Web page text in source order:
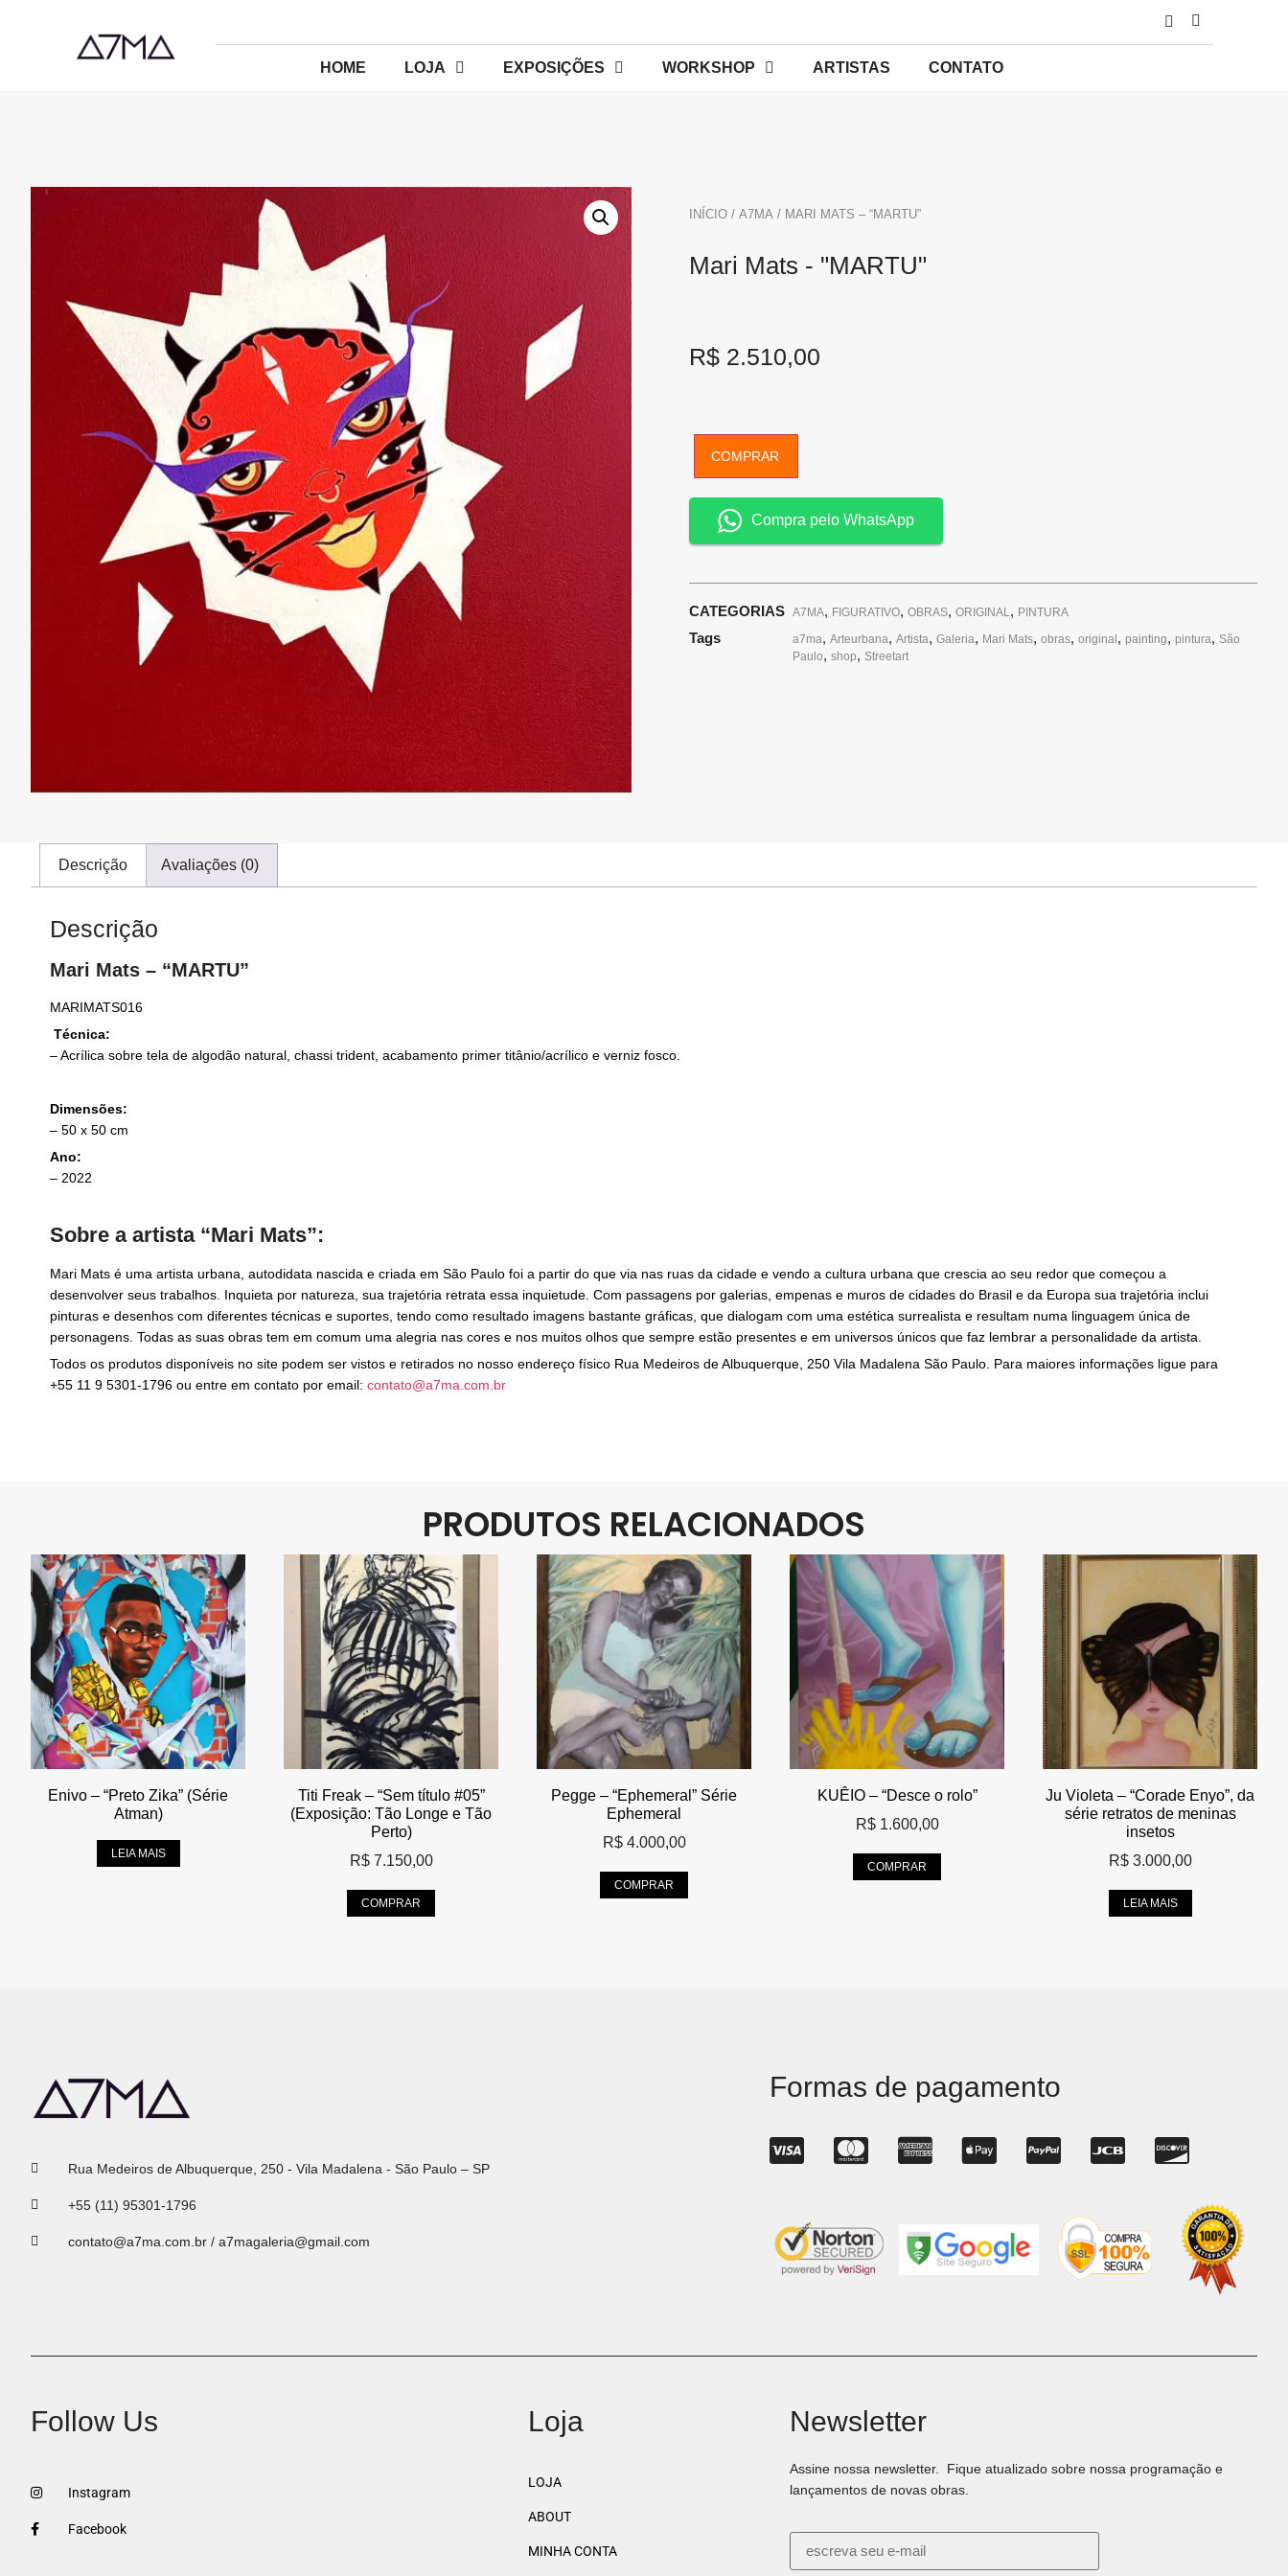
HOME LOJA EXPOSIÇÕES WORKSHOP ARTISTAS CONTATO
INÍCIO /A7MA / MARI MATS – “MARTU”
Mari Mats - "MARTU"
R$ 2.510,00
COMPRAR
Compra pelo WhatsApp
CATEGORIAS A7MA, FIGURATIVO,OBRAS,ORIGINAL , PINTURA
Tags a7ma,Arteurbana,Artista,Galeria, Mari Mats,obras,original,painting,pintura, São
Paulo,shop, Streetart
Descrição Avaliações (0)
Descrição
Mari Mats – “MARTU”
MARIMATS016
Técnica:
–Acrílica sobre tela de algodão natural, chassi trident, acabamento primer titânio/acrílico e verniz fosco.
Dimensões:
– 50 x 50 cm
Ano:
– 2022
Sobre a artista “Mari Mats”:
Mari Mats é uma artista urbana, autodidata nascida e criada em São Paulo foi a partir do que via nas ruas da cidade e vendo a cultura urbana que crescia ao seu redor que começou a
desenvolver seus trabalhos. Inquieta por natureza, sua trajetória retrata essa inquietude. Com passagens por galerias, empenas e muros de cidades do Brasil e da Europa sua trajetória inclui
pinturas e desenhos com diferentes técnicas e suportes, tendo como resultado imagens bastante gráficas, que dialogam com uma estética surrealista e resultam numa linguagem única de
personagens. Todas as suas obras tem em comum uma alegria nas cores e nos muitos olhos que sempre estão presentes e em universos únicos que faz lembrar a personalidade da artista.
Todos os produtos disponíveis no site podem ser vistos e retirados no nosso endereço físico Rua Medeiros de Albuquerque, 250 Vila Madalena São Paulo. Para maiores informações ligue para
+55 11 9 5301-1796 ou entre em contato por email: contato@a7ma.com.br
PRODUTOS RELACIONADOS
Enivo – “Preto Zika” (Série
Atman)
LEIA MAIS
Titi Freak – “Sem título #05”
(Exposição: Tão Longe e Tão
Perto)
R$7.150,00
COMPRAR
Pegge – “Ephemeral” Série
Ephemeral
R$4.000,00
COMPRAR
KUÊIO – “Desce o rolo”
R$1.600,00
COMPRAR
Ju Violeta – “Corade Enyo”, da
série retratos de meninas
insetos
R$3.000,00
LEIA MAIS
Rua Medeiros de Albuquerque, 250 - Vila Madalena - São Paulo – SP
+55 (11) 95301-1796
contato@a7ma.com.br / a7magaleria@gmail.com
Formas de pagamento
Follow Us
Instagram
Facebook
Loja
LOJA
ABOUT
MINHA CONTA
Newsletter
Assine nossa newsletter. Fique atualizado sobre nossa programação e
lançamentos de novas obras.